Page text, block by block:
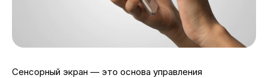
Сенсорный экран — это основа управления